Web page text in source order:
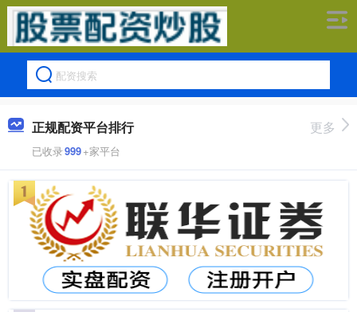
正规配资平台排行
已收录999+家平台
更多